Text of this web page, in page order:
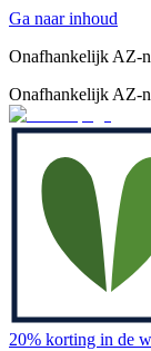
Ga naar inhoud
Onafhankelijk AZ-
Onafhankelijk AZ-
20% korting in de